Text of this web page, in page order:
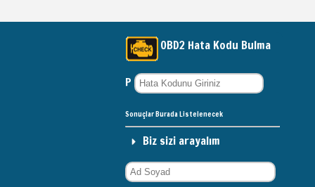
OBD2 Hata Kodu Bulma
P
Sonuçlar Burada Listelenecek
Biz sizi arayalım